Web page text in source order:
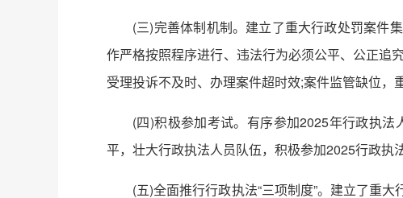
(三)完善体制机制。建立了重大行政处罚案件
作严格按照程序进行、违法行为必须公平、公正追
受理投诉不及时、办理案件超时效;案件监管缺位，
(四)积极参加考试。有序参加2025年行政执
平，壮大行政执法人员队伍，积极参加2025行政执
(五)全面推行行政执法“三项制度”。建立了重